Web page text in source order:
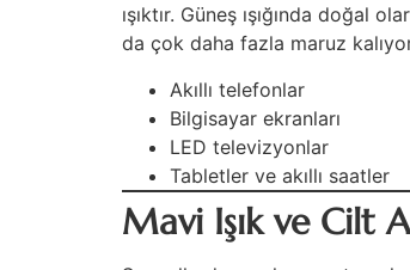
ışıktır. Güneş ışığında doğal
da çok daha fazla maruz
Akıllı telefonlar
Bilgisayar ekranları
LED televizyonlar
Tabletler ve akıllı saatler
Mavi Işık ve Cilt